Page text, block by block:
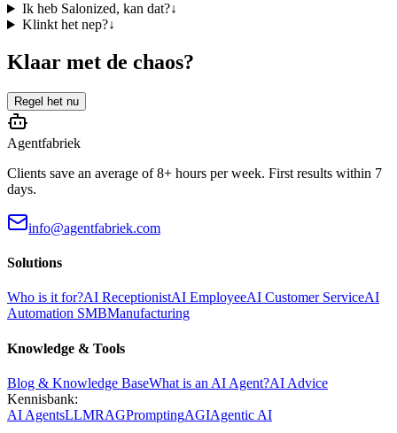
Ik heb Salonized, kan dat?↓
Klinkt het nep?↓
Klaar met de chaos?
Regel het nu
Agentfabriek
Clients save an average of 8+ hours per week. First results within 7
days.
info@agentfabriek.com
Solutions
Who is it for?AI ReceptionistAI EmployeeAI Customer ServiceAI
Automation SMBManufacturing
Knowledge & Tools
Blog & Knowledge BaseWhat is an AI Agent?AI Advice
Kennisbank:
AI AgentsLLMRAGPromptingAGIAgentic AI